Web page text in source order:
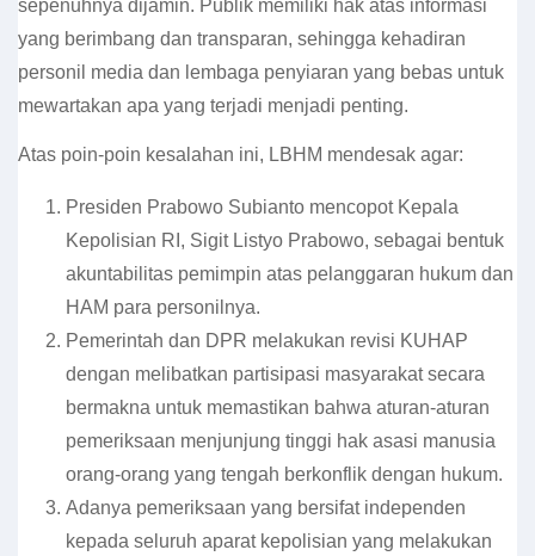
sepenuhnya dijamin. Publik memiliki hak atas informasi
yang berimbang dan transparan, sehingga kehadiran
personil media dan lembaga penyiaran yang bebas untuk
mewartakan apa yang terjadi menjadi penting.
Atas poin-poin kesalahan ini, LBHM mendesak agar:
Presiden Prabowo Subianto mencopot Kepala
Kepolisian RI, Sigit Listyo Prabowo, sebagai bentuk
akuntabilitas pemimpin atas pelanggaran hukum dan
HAM para personilnya.
Pemerintah dan DPR melakukan revisi KUHAP
dengan melibatkan partisipasi masyarakat secara
bermakna untuk memastikan bahwa aturan-aturan
pemeriksaan menjunjung tinggi hak asasi manusia
orang-orang yang tengah berkonflik dengan hukum.
Adanya pemeriksaan yang bersifat independen
kepada seluruh aparat kepolisian yang melakukan